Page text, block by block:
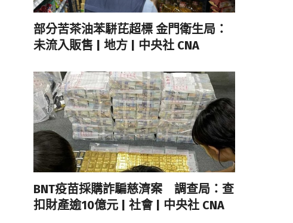
部分苦茶油苯駢芘超標 金門衛生局：
未流入販售 | 地方 | 中央社 CNA
BNT疫苗採購詐騙慈濟案 調查局：查
扣財產逾10億元 | 社會 | 中央社 CNA